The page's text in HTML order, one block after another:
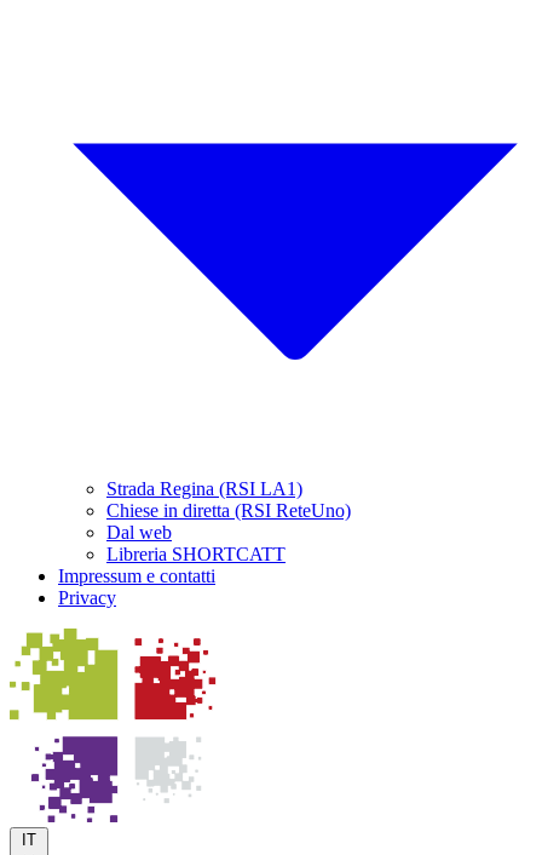
Strada Regina (RSI LA1)
Chiese in diretta (RSI ReteUno)
Dal web
Libreria SHORTCATT
Impressum e contatti
Privacy
IT